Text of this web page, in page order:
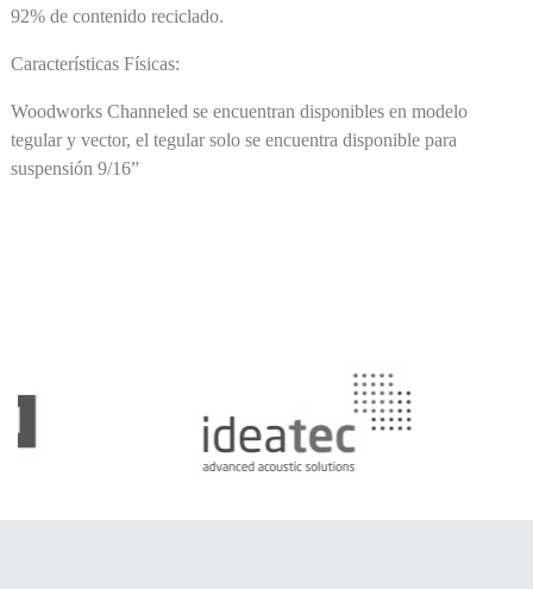
92% de contenido reciclado.
Características Físicas:
Woodworks Channeled se encuentran disponibles en modelo
tegular y vector, el tegular solo se encuentra disponible para
suspensión 9/16”